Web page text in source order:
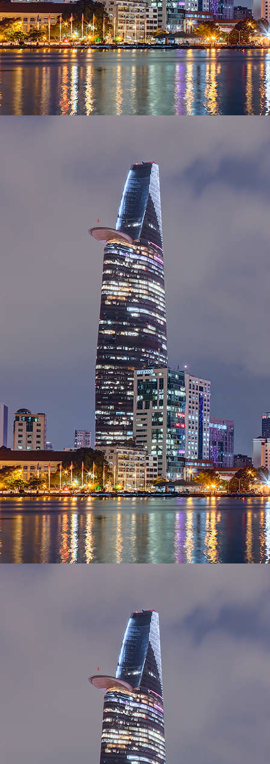
Save Time, Save Money!
Đăng Ký
CREDIT CARD ACCEPTANCE
SECURITY CERTIFICATE
CORPORATE SITES
CÔNG TY CỔ PHẦN QUẢN LÝ KHÁCH SẠN
Giấy CNĐKKD: 0313000632- Cấp ngày 04/11/2014,
sửa đổi lần 6, ngày 18/04/2018